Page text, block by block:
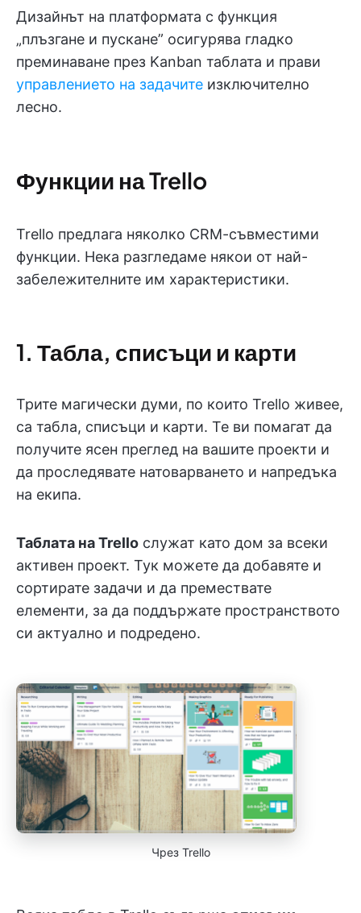
Дизайнът на платформата с функция
„плъзгане и пускане” осигурява гладко
преминаване през Kanban таблата и прави
управлението на задачите изключително
лесно.
Функции на Trello
Trello предлага няколко CRM-съвместими
функции. Нека разгледаме някои от най-
забележителните им характеристики.
1. Табла, списъци и карти
Трите магически думи, по които Trello живее,
са табла, списъци и карти. Те ви помагат да
получите ясен преглед на вашите проекти и
да проследявате натоварването и напредъка
на екипа.
Таблата на Trello служат като дом за всеки
активен проект. Тук можете да добавяте и
сортирате задачи и да премествате
елементи, за да поддържате пространството
си актуално и подредено.
Чрез Trello